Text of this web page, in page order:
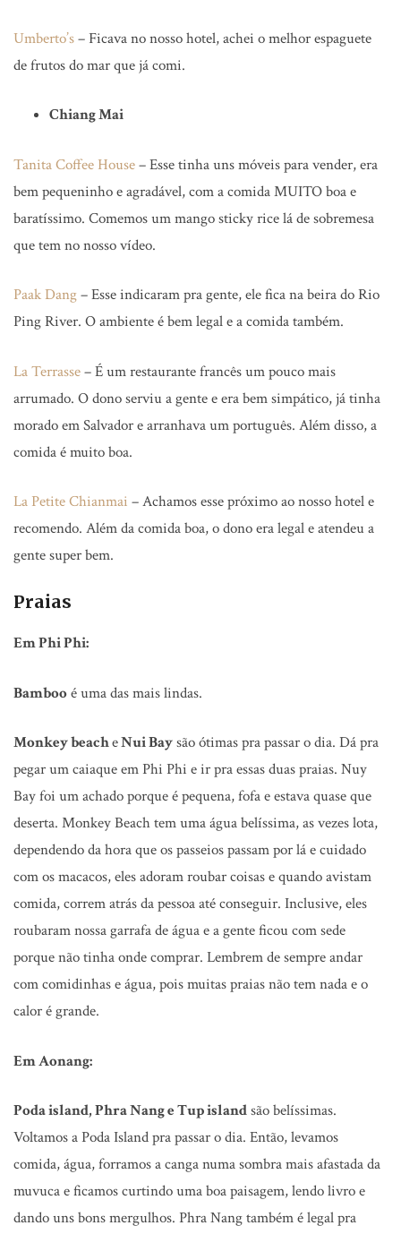
Umberto’s– Ficava no nosso hotel, achei o melhor espaguete
de frutos do mar que já comi.
Chiang Mai
Tanita Coffee House– Esse tinha uns móveis para vender, era
bem pequeninho e agradável, com a comida MUITO boa e
baratíssimo. Comemos um mango sticky rice lá de sobremesa
que tem no nosso vídeo.
Paak Dang– Esse indicaram pra gente, ele fica na beira do Rio
Ping River. O ambiente é bem legal e a comida também.
La Terrasse– É um restaurante francês um pouco mais
arrumado. O dono serviu a gente e era bem simpático, já tinha
morado em Salvador e arranhava um português. Além disso, a
comida é muito boa.
La Petite Chianmai – Achamos esse próximo ao nosso hotel e
recomendo. Além da comida boa, o dono era legal e atendeu a
gente super bem.
Praias
Em Phi Phi:
Bambooé uma das mais lindas.
Monkey beacheNui Baysão ótimas pra passar o dia. Dá pra
pegar um caiaque em Phi Phi e ir pra essas duas praias. Nuy
Bay foi um achado porque é pequena, fofa e estava quase que
deserta. Monkey Beach tem uma água belíssima, as vezes lota,
dependendo da hora que os passeios passam por lá e cuidado
com os macacos, eles adoram roubar coisas e quando avistam
comida, correm atrás da pessoa até conseguir. Inclusive, eles
roubaram nossa garrafa de água e a gente ficou com sede
porque não tinha onde comprar. Lembrem de sempre andar
com comidinhas e água, pois muitas praias não tem nada e o
calor é grande.
Em Aonang:
Poda island, Phra Nang e Tup islandsão belíssimas.
Voltamos a Poda Island pra passar o dia. Então, levamos
comida, água, forramos a canga numa sombra mais afastada da
muvuca e ficamos curtindo uma boa paisagem, lendo livro e
dando uns bons mergulhos. Phra Nang também é legal pra